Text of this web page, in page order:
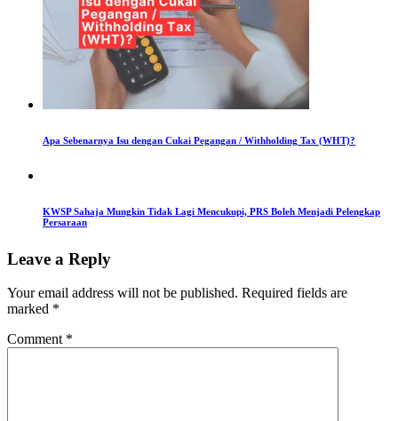
Apa Sebenarnya Isu dengan Cukai Pegangan / Withholding Tax (WHT)?
KWSP Sahaja Mungkin Tidak Lagi Mencukupi, PRS Boleh Menjadi Pelengkap
Persaraan
Leave a Reply
Your email address will not be published. Required fields are
marked *
Comment *